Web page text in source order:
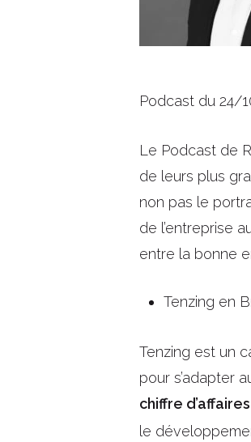
Podcast du 24/
Le Podcast de
de leurs plus
non pas le
de l’entreprise
entre la bonne
Tenzing en
Tenzing est un
pour s’adapter
chiffre d’affaires
le